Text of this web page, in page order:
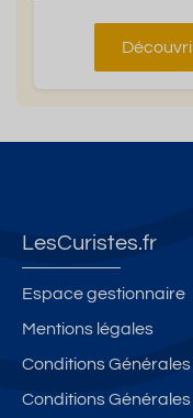
LesCuristes.fr
Espace gestionnaire
Mentions légales
Conditions
Conditions